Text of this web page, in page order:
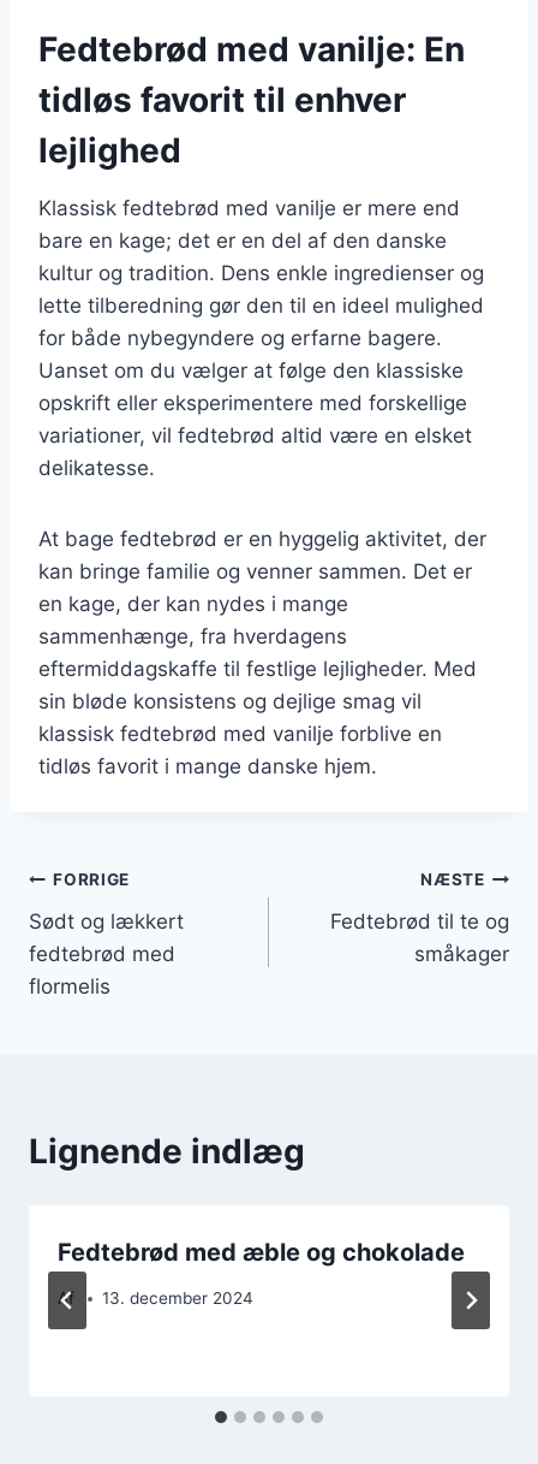
Fedtebrød med vanilje: En
tidløs favorit til enhver
lejlighed
Klassisk fedtebrød med vanilje er mere end
bare en kage; det er en del af den danske
kultur og tradition. Dens enkle ingredienser og
lette tilberedning gør den til en ideel mulighed
for både nybegyndere og erfarne bagere.
Uanset om du vælger at følge den klassiske
opskrift eller eksperimentere med forskellige
variationer, vil fedtebrød altid være en elsket
delikatesse.
At bage fedtebrød er en hyggelig aktivitet, der
kan bringe familie og venner sammen. Det er
en kage, der kan nydes i mange
sammenhænge, fra hverdagens
eftermiddagskaffe til festlige lejligheder. Med
sin bløde konsistens og dejlige smag vil
klassisk fedtebrød med vanilje forblive en
tidløs favorit i mange danske hjem.
Indlægsnavigation
FORRIGE
Sødt og lækkert
fedtebrød med
flormelis
NÆSTE
Fedtebrød til te og
småkager
Lignende indlæg
Fedtebrød med æble og chokolade
Af 13. december 2024